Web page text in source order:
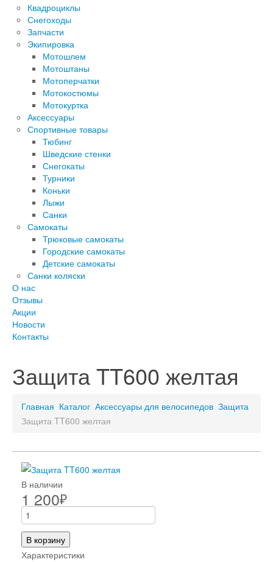
Квадроциклы
Снегоходы
Запчасти
Экипировка
Мотошлем
Мотоштаны
Мотоперчатки
Мотокостюмы
Мотокуртка
Аксессуары
Спортивные товары
Тюбинг
Шведские стенки
Снегокаты
Турники
Коньки
Лыжи
Санки
Самокаты
Трюковые самокаты
Городские самокаты
Детские самокаты
Санки коляски
О нас
Отзывы
Акции
Новости
Контакты
Защита TT600 желтая
Главная Каталог Аксессуары для велосипедов Защита
Защита TT600 желтая
В наличии
1 200₽
В корзину
Характеристики